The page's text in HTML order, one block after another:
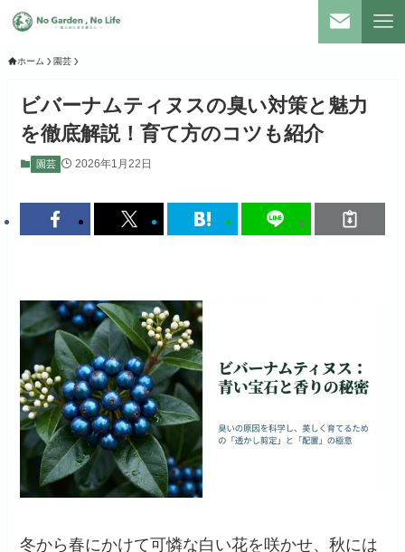
ホーム 園芸
ビバーナムティヌスの臭い対策と魅力
を徹底解説！育て方のコツも紹介
園芸 2026年1月22日
冬から春にかけて可憐な白い花を咲かせ、秋には